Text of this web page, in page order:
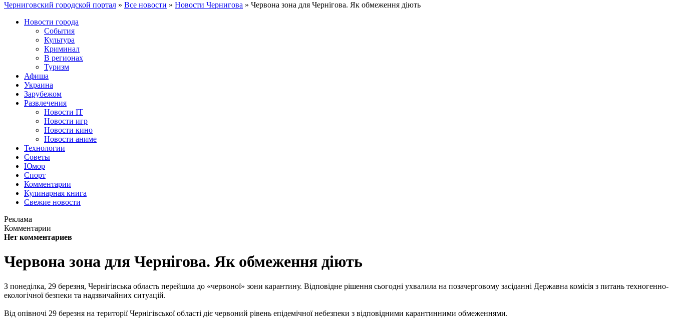
Черниговский городской портал » Все новости » Новости Чернигова » Червона зона для Чернігова. Як обмеження діють
Новости города
События
Культура
Криминал
В регионах
Туризм
Афиша
Украина
Зарубежом
Развлечения
Новости IT
Новости игр
Новости кино
Новости аниме
Технологии
Советы
Юмор
Спорт
Комментарии
Кулинарная книга
Свежие новости
Реклама
Комментарии
Нет комментариев
Червона зона для Чернігова. Як обмеження діють
З понеділка, 29 березня, Чернігівська область перейшла до «червоної» зони карантину. Відповідне рішення сьогодні ухвалила на позачерговому засіданні Державна комісія з питань техногенно-
екологічної безпеки та надзвичайних ситуацій.
Від опівночі 29 березня на території Чернігівської області діє червоний рівень епідемічної небезпеки з відповідними карантинними обмеженнями.